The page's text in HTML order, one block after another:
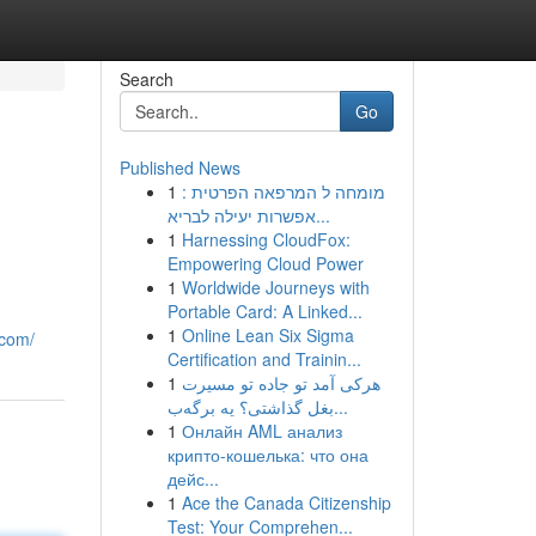
Search
Go
Published News
1 מומחה ל המרפאה הפרטית :
אפשרות יעילה לבריא...
1 Harnessing CloudFox:
Empowering Cloud Power
1 Worldwide Journeys with
Portable Card: A Linked...
1 Online Lean Six Sigma
Certification and Trainin...
1 هرکی آمد تو جاده تو مسیرت
بغل گذاشتی؟ یه برگه‌ب...
1 Онлайн AML анализ
крипто-кошелька: что она
дейс...
1 Ace the Canada Citizenship
Test: Your Comprehen...